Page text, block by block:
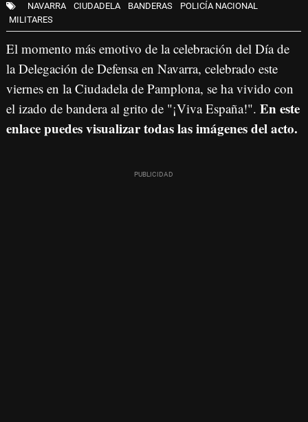
NAVARRA CIUDADELA BANDERAS
POLICÍA NACIONAL
MILITARES
El momento más emotivo de la celebración del Día de
la Delegación de Defensa en Navarra, celebrado este
viernes en la Ciudadela de Pamplona, se ha vivido con
el izado de bandera al grito de "¡Viva España!". En este
enlace puedes visualizar todas las imágenes del acto.